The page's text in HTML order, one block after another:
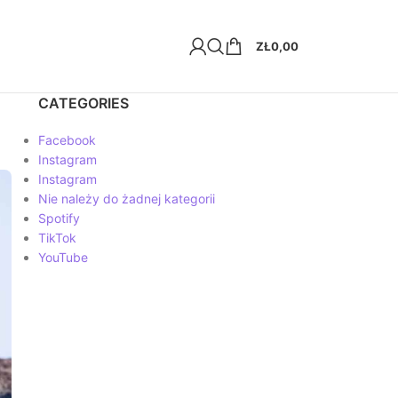
ZŁ0,00
CATEGORIES
Facebook
Instagram
Instagram
Nie należy do żadnej kategorii
Spotify
TikTok
YouTube